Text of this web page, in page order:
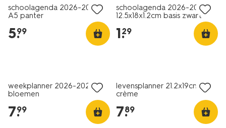
schoolagenda 2026-2027
A5 panter
5.
99
schoolagenda 2026-2027
12.5x18x1.2cm basis zwart
1.
29
weekplanner 2026-2027 A4
bloemen
7.
99
levensplanner 21.2x19cm
crème
7.
89